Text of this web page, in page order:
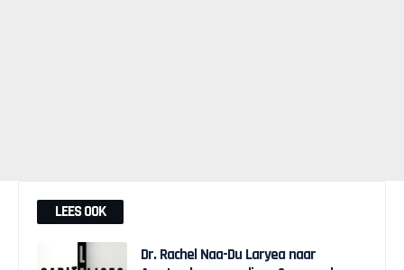
LEES OOK
Dr. Rachel Naa-Du Laryea naar